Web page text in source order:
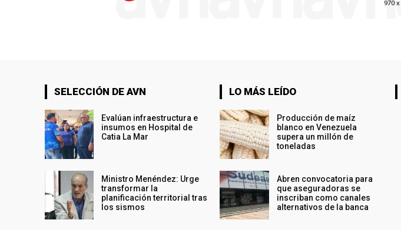
SELECCIÓN DE AVN
Evalúan infraestructura e
insumos en Hospital de
Catia La Mar
Ministro Menéndez: Urge
transformar la
planificación territorial tras
los sismos
LO MÁS LEÍDO
Producción de maíz
blanco en Venezuela
supera un millón de
toneladas
Abren convocatoria para
que aseguradoras se
inscriban como canales
alternativos de la banca